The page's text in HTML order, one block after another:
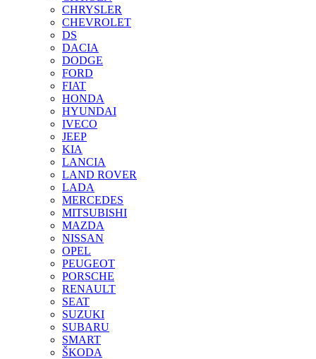
CHRYSLER
CHEVROLET
DS
DACIA
DODGE
FORD
FIAT
HONDA
HYUNDAI
IVECO
JEEP
KIA
LANCIA
LAND ROVER
LADA
MERCEDES
MITSUBISHI
MAZDA
NISSAN
OPEL
PEUGEOT
PORSCHE
RENAULT
SEAT
SUZUKI
SUBARU
SMART
ŠKODA